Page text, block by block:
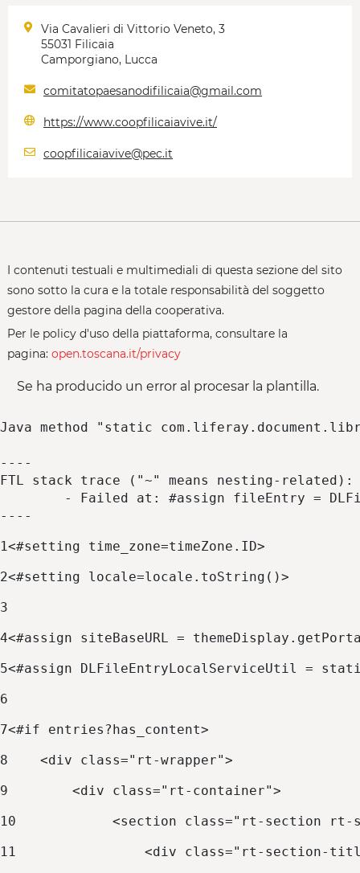
Via Cavalieri di Vittorio Veneto, 3
55031 Filicaia
Camporgiano, Lucca
comitatopaesanodifilicaia@gmail.com
https://www.coopfilicaiavive.it/
coopfilicaiavive@pec.it
I contenuti testuali e multimediali di questa sezione del sito
sono sotto la cura e la totale responsabilità del soggetto
gestore della pagina della cooperativa.
Per le policy d'uso della piattaforma, consultare la
pagina: open.toscana.it/privacy
Se ha producido un error al procesar la plantilla.
Java method "static
----
FTL stack trace ("~" means nesting-related):
----
1<#setting time_zone=timeZone.ID>
2<#setting locale=locale.toString()>
3
4<#assign siteBaseURL =
5<#assign DLFileEntryLocalServiceUtil =
6
7<#if entries?has_content>
8
    <div class="rt-wrapper">
9
        <div class="rt-container">
10
<section class="rt-section
11
<div class="rt-section-